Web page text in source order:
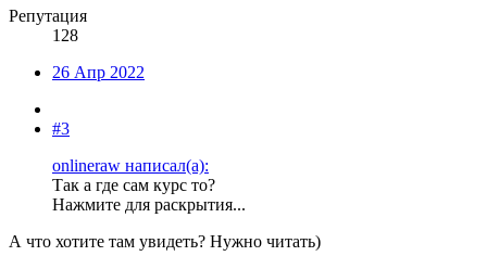
Репутация
128
26 Апр 2022
#3
onlineraw написал(а):
Так а где сам курс то?
Нажмите для раскрытия...
А что хотите там увидеть? Нужно читать)